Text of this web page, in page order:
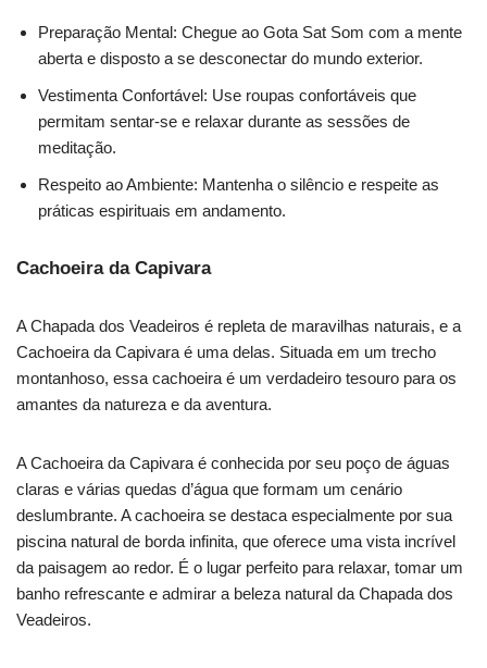
Preparação Mental: Chegue ao Gota Sat Som com a mente
aberta e disposto a se desconectar do mundo exterior.
Vestimenta Confortável: Use roupas confortáveis que
permitam sentar-se e relaxar durante as sessões de
meditação.
Respeito ao Ambiente: Mantenha o silêncio e respeite as
práticas espirituais em andamento.
Cachoeira da Capivara
A Chapada dos Veadeiros é repleta de maravilhas naturais, e a
Cachoeira da Capivara é uma delas. Situada em um trecho
montanhoso, essa cachoeira é um verdadeiro tesouro para os
amantes da natureza e da aventura.
A Cachoeira da Capivara é conhecida por seu poço de águas
claras e várias quedas d’água que formam um cenário
deslumbrante. A cachoeira se destaca especialmente por sua
piscina natural de borda infinita, que oferece uma vista incrível
da paisagem ao redor. É o lugar perfeito para relaxar, tomar um
banho refrescante e admirar a beleza natural da Chapada dos
Veadeiros.